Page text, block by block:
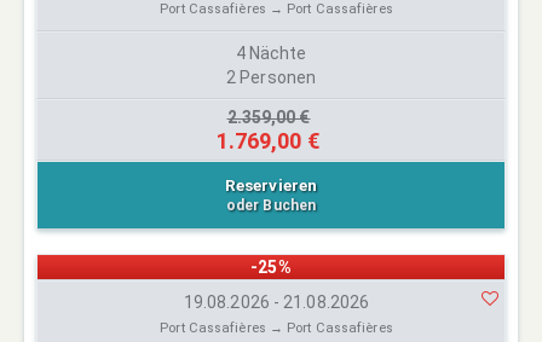
Port Cassafières → Port Cassafières
4 Nächte
2 Personen
2.359,00 €
1.769,00 €
Reservieren
oder Buchen
-25%
19.08.2026 - 21.08.2026
Port Cassafières → Port Cassafières